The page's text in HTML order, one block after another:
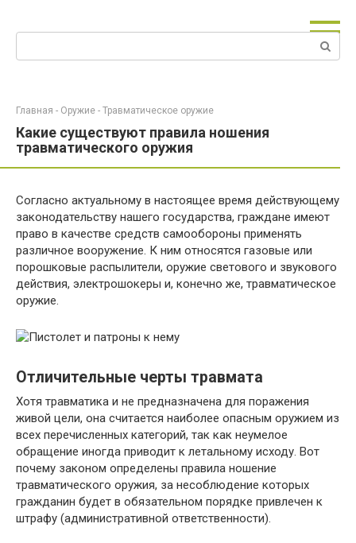
Главная - Оружие - Травматическое оружие
Какие существуют правила ношения
травматического оружия
Согласно актуальному в настоящее время действующему
законодательству нашего государства, граждане имеют
право в качестве средств самообороны применять
различное вооружение. К ним относятся газовые или
порошковые распылители, оружие светового и звукового
действия, электрошокеры и, конечно же, травматическое
оружие.
Отличительные черты травмата
Хотя травматика и не предназначена для поражения
живой цели, она считается наиболее опасным оружием из
всех перечисленных категорий, так как неумелое
обращение иногда приводит к летальному исходу. Вот
почему законом определены правила ношение
травматического оружия, за несоблюдение которых
гражданин будет в обязательном порядке привлечен к
штрафу (административной ответственности).